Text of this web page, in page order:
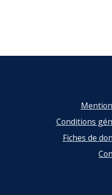
Conditions
Fiches de